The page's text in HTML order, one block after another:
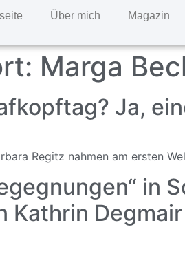
Über mich Magazin
Marga
Ja,
Regitz nahmen am ersten
in
Kathrin Degmair